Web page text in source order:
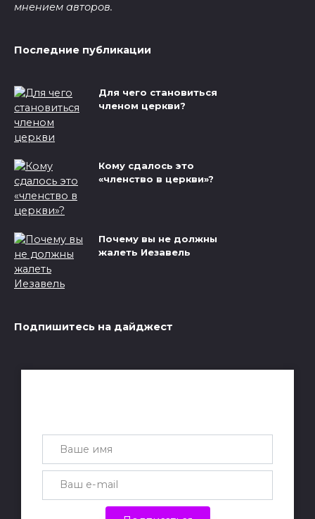
мнением авторов.
Последние публикации
Для чего становиться
членом церкви?
Кому сдалось это
«членство в церкви»?
Почему вы не должны
жалеть Иезавель
Подпишитесь на дайджест